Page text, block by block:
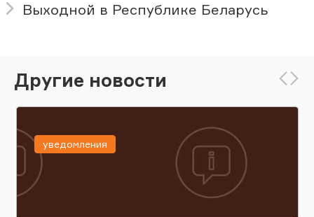
Выходной в Республике Беларусь
Другие новости
уведомления